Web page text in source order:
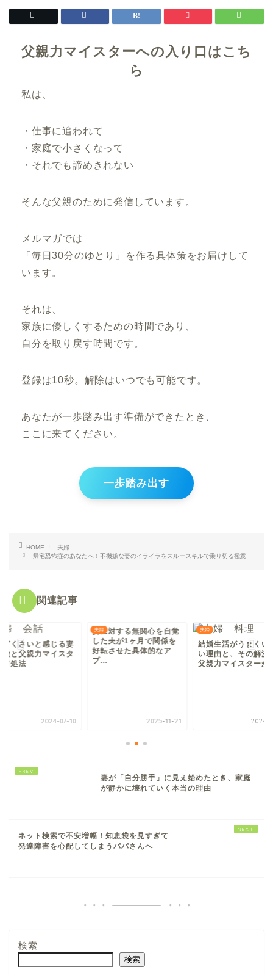
父親力マイスターへの入り口はこち
ら
私は、
・仕事に追われて
・家庭で小さくなって
・それでも諦めきれない
そんな父親のために発信しています。
メルマガでは
「毎日30分のゆとり」を作る具体策をお届けして
います。
それは、
家族に優しくするための時間であり、
自分を取り戻す時間です。
登録は10秒。解除はいつでも可能です。
あなたが一歩踏み出す準備ができたとき、
ここに来てください。
一歩踏み出す
HOME
夫婦
帰宅恐怖症のあなたへ！不機嫌な妻のイライラをスルースキルで乗り切る極意
関連記事
どくさいと感じる妻
徴と父親力マイスタ
対処法
2024-07-10
夫婦
妻に対する無関心を自覚
した夫が1ヶ月で関係を
好転させた具体的なア
プ...
2025-11-21
夫婦
結婚生活がうまくい
い理由と、その解決
父親力マイスターが
2024-
妻が「自分勝手」に見え始めたとき、家庭
が静かに壊れていく本当の理由
ネット検索で不安増幅！知恵袋を見すぎて
発達障害を心配してしまうパパさんへ
検索
検索